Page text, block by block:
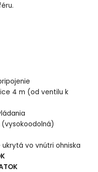
4 m (od ventilu k
ukrytá vo vnútri ohniska